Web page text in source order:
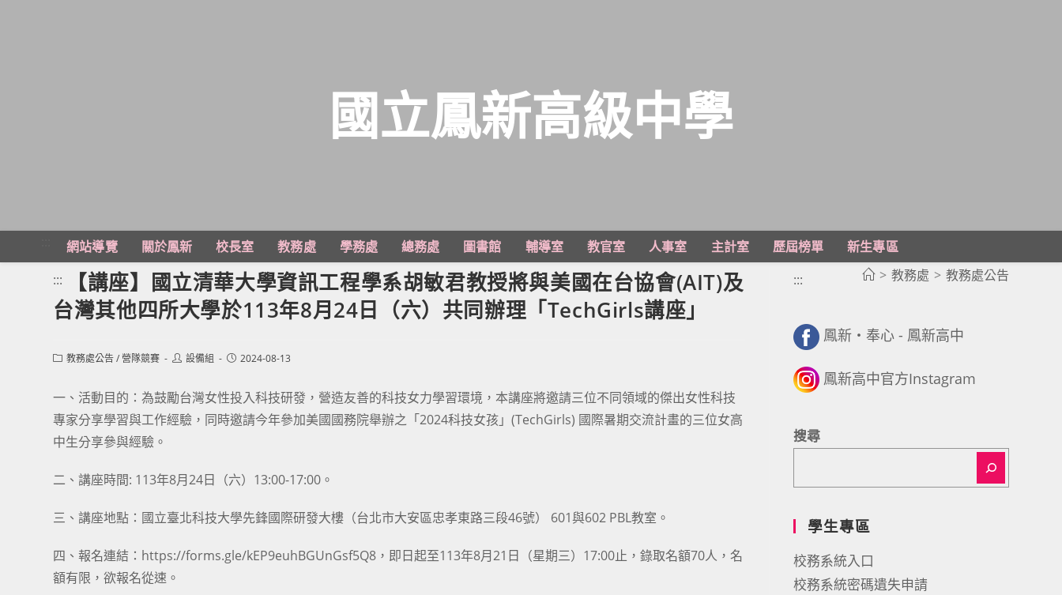
主
國立鳳新高級中學
網站導覽 關於鳳新 校長室 教務處 學務處 總務處 圖書館 輔導室 教官室 人事室 主計室 歷屆榜單
新生專區
> 教務處 > 教務處公告
:::
【講座】國立清華大學資訊工程學系胡敏君教授將與美國在台協會(AIT)及
台灣其他四所大學於113年8月24日（六）共同辦理「TechGirls講座」
Post教務處公告/營隊競賽
Post設備組
Post2024-08-13
一、活動目的：為鼓勵台灣女性投入科技研發，營造友善的科技女力學習環境，本講座將邀請三位不同領域的傑出女性科技
專家分享學習與工作經驗，同時邀請今年參加美國國務院舉辦之「2024科技女孩」(TechGirls) 國際暑期交流計畫的三位女高
中生分享參與經驗。
二、講座時間: 113年8月24日（六）13:00-17:00。
三、講座地點：國立臺北科技大學先鋒國際研發大樓（台北市大安區忠孝東路三段46號） 601與602 PBL教室。
四、報名連結：https://forms.gle/kEP9euhBGUnGsf5Q8，即日起至113年8月21日（星期三）17:00止，錄取名額70人，名
額有限，欲報名從速。
:::
鳳新・奉心 - 鳳新高中
鳳新高中官方Instagram
搜尋
學生專區
校務系統入口
校務系統密碼遺失申請